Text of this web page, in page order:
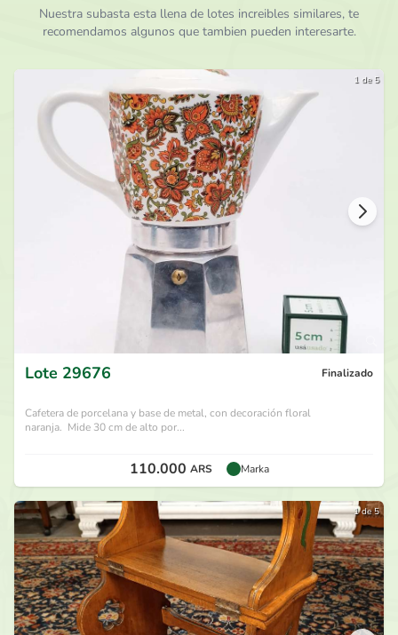
90.000 ARS por Velvet26
hace 27 días
85.000
JAKC
hace 27 días
80.000 ARS por Velvet26
hace 27 días
75.000 ARS por Lizzie Marie
hace 27 días
70.000 ARS por Rocco A
hace 28 días
ARS por Jorge B
hace 28 días
Nuestra subasta esta llena de lotes increibles similares, te
recomendamos algunos que tambien pueden interesarte.
1 de 5
Lote 29676 Finalizado
Cafetera de porcelana y base de metal, con decoración floral
naranja. Mide 30 cm de alto por...
110.000 ARS Marka
1 de 5